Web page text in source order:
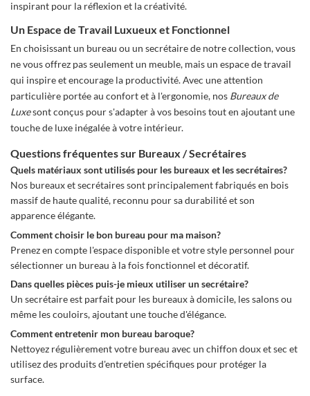
inspirant pour la réflexion et la créativité.
Un Espace de Travail Luxueux et Fonctionnel
En choisissant un bureau ou un secrétaire de notre collection, vous
ne vous offrez pas seulement un meuble, mais un espace de travail
qui inspire et encourage la productivité. Avec une attention
particulière portée au confort et à l'ergonomie, nos Bureaux de
Luxesont conçus pour s'adapter à vos besoins tout en ajoutant une
touche de luxe inégalée à votre intérieur.
Questions fréquentes sur Bureaux / Secrétaires
Quels matériaux sont utilisés pour les bureaux et les secrétaires?
Nos bureaux et secrétaires sont principalement fabriqués en bois
massif de haute qualité, reconnu pour sa durabilité et son
apparence élégante.
Comment choisir le bon bureau pour ma maison?
Prenez en compte l'espace disponible et votre style personnel pour
sélectionner un bureau à la fois fonctionnel et décoratif.
Dans quelles pièces puis-je mieux utiliser un secrétaire?
Un secrétaire est parfait pour les bureaux à domicile, les salons ou
même les couloirs, ajoutant une touche d'élégance.
Comment entretenir mon bureau baroque?
Nettoyez régulièrement votre bureau avec un chiffon doux et sec et
utilisez des produits d'entretien spécifiques pour protéger la
surface.